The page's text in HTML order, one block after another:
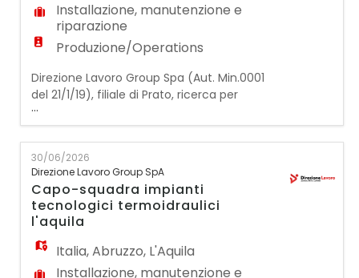
Installazione, manutenzione e
riparazione
Produzione/Operations
Direzione Lavoro Group Spa (Aut. Min.0001
del 21/1/19), filiale di Prato, ricerca per
strutturata officina meccanica del
territorio:
1 MECCANICO DI
AUTOMEZZI E/O MULETTI per manutenzione
ordinaria e straordinaria su muletti diesel e
carrelli elevatori. Il me
...
30/06/2026
Direzione Lavoro Group SpA
Capo-squadra impianti
tecnologici termoidraulici
l'aquila
Italia,Abruzzo, L'Aquila
Installazione, manutenzione e